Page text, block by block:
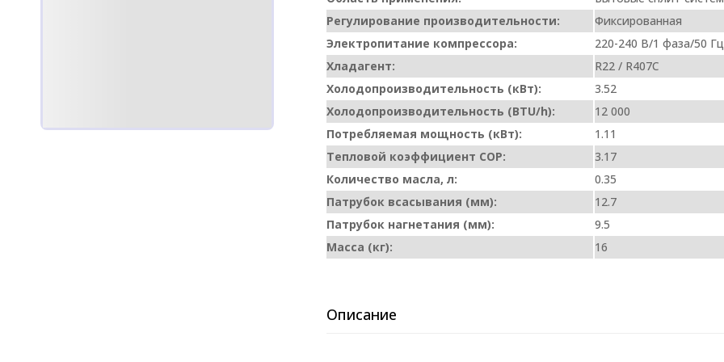
Регулирование производительности:
Фиксированная
Электропитание компрессора:
220-240 В/1 фаза/50 Гц
Хладагент:
R22 / R407C
Холодопроизводительность (кВт):
3.52
Холодопроизводительность (BTU/h):
12 000
Потребляемая мощность (кВт):
1.11
Тепловой коэффициент COP:
3.17
Количество масла, л:
0.35
Патрубок всасывания (мм):
12.7
Патрубок нагнетания (мм):
9.5
Масса (кг):
16
Описание